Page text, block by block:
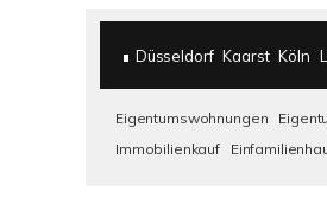
Düsseldorf Kaarst Köln
Eigentumswohnungen
Immobilienkauf